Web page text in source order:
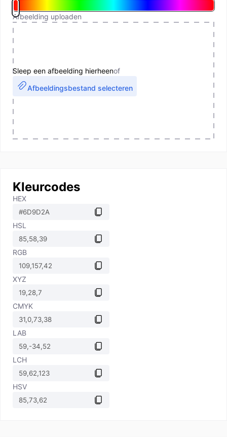
Afbeelding uploaden
Sleep een afbeelding hierheenof
Afbeeldingsbestand selecteren
Kleurcodes
HEX
HSL
RGB
XYZ
CMYK
LAB
LCH
HSV